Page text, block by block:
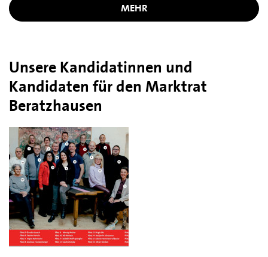
MEHR
Unsere Kandidatinnen und
Kandidaten für den Marktrat
Beratzhausen